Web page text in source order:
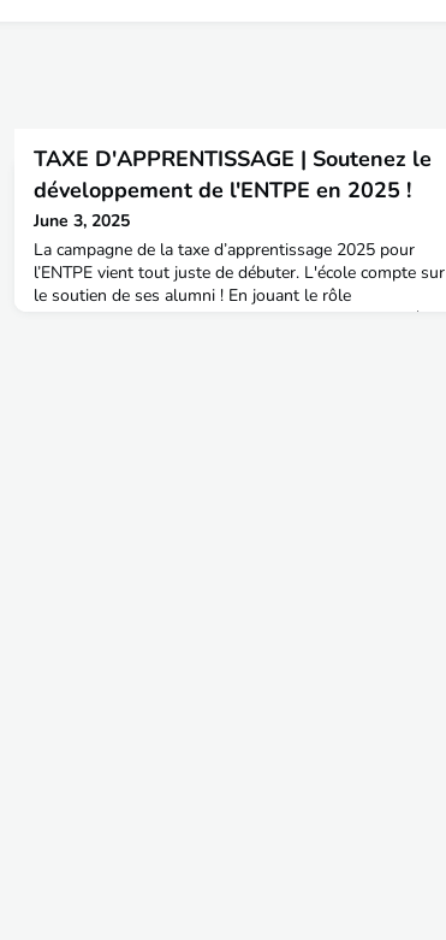
TAXE D'APPRENTISSAGE | Soutenez le
développement de l'ENTPE en 2025 !
June 3, 2025
La campagne de la taxe d’apprentissage 2025 pour
l’ENTPE vient tout juste de débuter. L'école compte sur
le soutien de ses alumni ! En jouant le rôle
d’ambassadeur de l’Ecole dans ton entourage, auprès